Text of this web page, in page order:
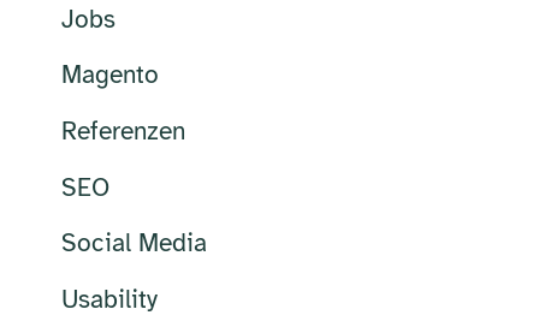
Jobs
Magento
Referenzen
SEO
Social Media
Usability